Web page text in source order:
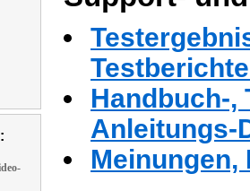
Handbuch-,
Anleitungs-